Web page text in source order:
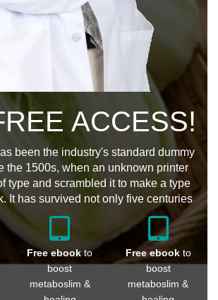
ACCESS!
been the industry's standard dummy
the 1500s, when an unknown printer
type and scrambled it to make a type
It has survived not only five centuries
Free ebook to
boost
metaboslim &
Free ebookto
boost
metaboslim &